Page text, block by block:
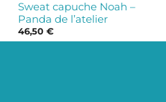
peuvent
être
choisies
Sweat capuche Noah –
Panda de l’atelier
46,50 €
a
plusieurs
variations.